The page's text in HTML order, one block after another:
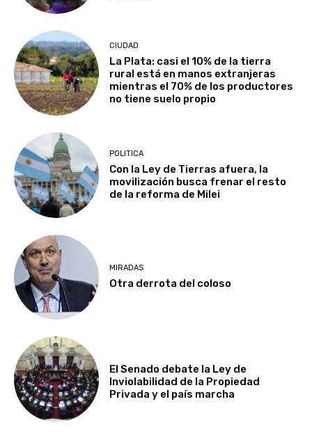
CIUDAD
La Plata: casi el 10% de la tierra
rural está en manos extranjeras
mientras el 70% de los productores
no tiene suelo propio
POLITICA
Con la Ley de Tierras afuera, la
movilización busca frenar el resto
de la reforma de Milei
MIRADAS
Otra derrota del coloso
El Senado debate la Ley de
Inviolabilidad de la Propiedad
Privada y el país marcha